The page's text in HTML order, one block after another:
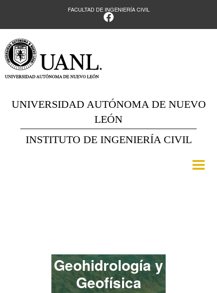
FACULTAD DE INGENIERÍA CIVIL
UNIVERSIDAD AUTÓNOMA DE NUEVO
LEÓN
INSTITUTO DE INGENIERÍA CIVIL
Geohidrología y
Geofísica